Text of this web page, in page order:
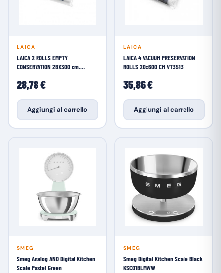
LAICA
LAICA 2 ROLLS EMPTY
CONSERVATION 28X300 cm.
28,78 €
Aggiungi al carrello
LAICA
LAICA 4 VACUUM PRESERVATION
ROLLS 20x600 CM VT3513
35,86 €
Aggiungi al carrello
SMEG
Smeg Analog AND Digital Kitchen
Scale Pastel Green
SMEG
Smeg Digital Kitchen Scale Black
KSC01BLMWW